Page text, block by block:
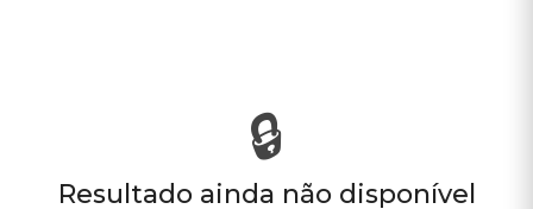
🔒
Resultado ainda não disponível